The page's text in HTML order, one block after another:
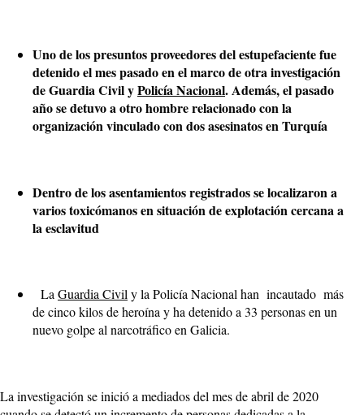
Uno de los presuntos proveedores del estupefaciente fue
detenido el mes pasado en el marco de otra investigación
de Guardia Civil yPolicía Nacional. Además, el pasado
año se detuvo a otro hombre relacionado con la
organización vinculado con dos asesinatos en Turquía
Dentro de los asentamientos registrados se localizaron a
varios toxicómanos en situación de explotación cercana a
la esclavitud
LaGuardia Civily la Policía Nacional han incautado más
de cinco kilos de heroína y ha detenido a 33 personas en un
nuevo golpe al narcotráfico en Galicia.
La investigación se inició a mediados del mes de abril de 2020